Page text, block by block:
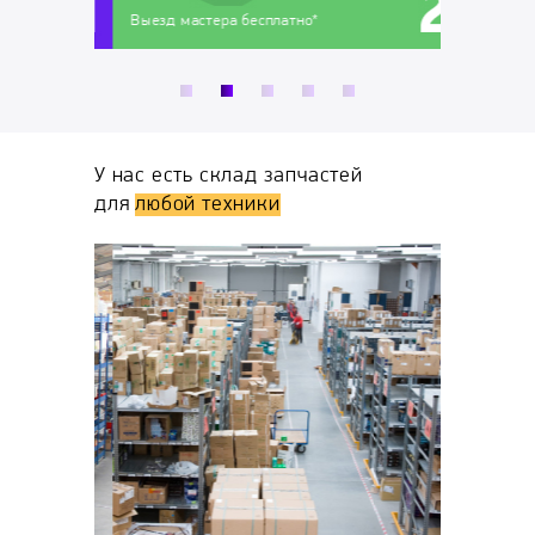
Выезд мастера бесплатно*
У нас есть склад запчастей
длялюбой техники